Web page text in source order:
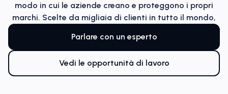
modo in cui le aziende creano e proteggono i propri
marchi. Scelte da migliaia di clienti in tutto il mondo,
Parlare con un esperto
Vedi le opportunità di lavoro